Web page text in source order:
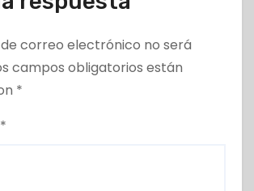
correo electrónico no será
campos obligatorios están
*
*